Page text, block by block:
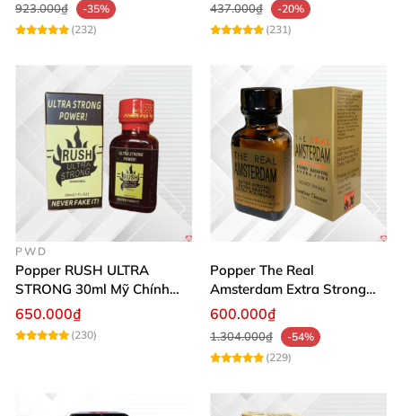
923.000₫
-35%
(232)
437.000₫
-20%
(231)
PWD
Popper RUSH ULTRA
STRONG 30ml Mỹ Chính
Hãng Tăng Hưng Phấn
650.000₫
(230)
Popper The Real
Amsterdam Extra Strong
30ml Hưng Phấn Mạnh Mẽ
600.000₫
1.304.000₫
-54%
(229)